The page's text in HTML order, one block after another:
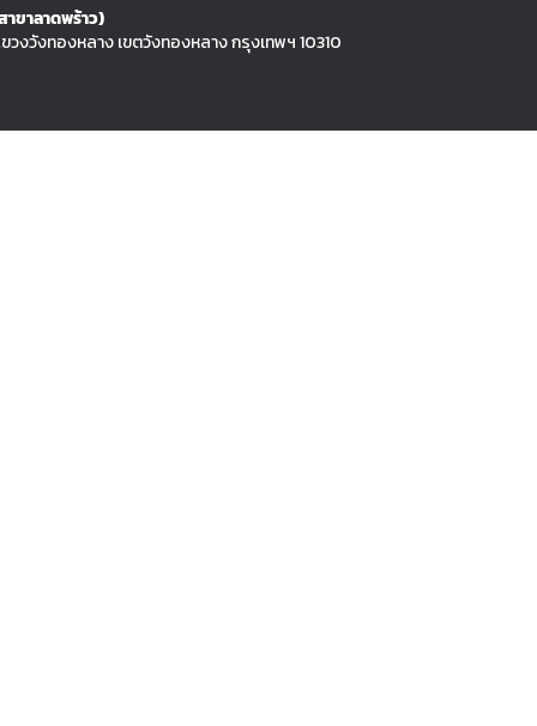
ขาลาดพร้าว)
งวังทองหลาง เขตวังทองหลาง กรุงเทพฯ 10310